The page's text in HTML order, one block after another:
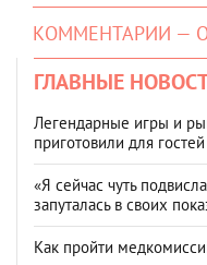
КОММЕНТАРИИ —
ГЛАВНЫЕ
Легендарные игры и
приготовили для
«Я сейчас чуть
запуталась в своих
Как пройти